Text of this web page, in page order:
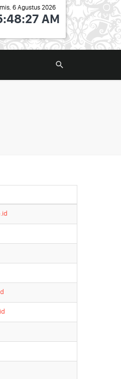
6 Agustus 2026
AM